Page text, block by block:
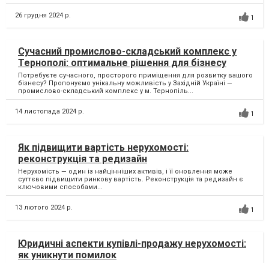
26 грудня 2024 р. 1
Сучасний промислово-складський комплекс у
Тернополі: оптимальне рішення для бізнесу
Потребуєте сучасного, просторого приміщення для розвитку вашого
бізнесу? Пропонуємо унікальну можливість у Західній Україні —
промислово-складський комплекс у м. Тернопіль...
14 листопада 2024 р. 1
Як підвищити вартість нерухомості:
реконструкція та редизайн
Нерухомість — один із найцінніших активів, і її оновлення може
суттєво підвищити ринкову вартість. Реконструкція та редизайн є
ключовими способами...
13 лютого 2024 р. 1
Юридичні аспекти купівлі-продажу нерухомості:
як уникнути помилок